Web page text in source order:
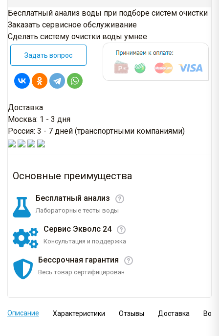
Бесплатный анализ воды при подборе систем очистки
Заказать сервисное обслуживание
Сделать систему очистки воды умнее
Задать вопрос
Доставка
Москва: 1 - 3 дня
Россия: 3 - 7 дней (транспортными компаниями)
Основные преимущества
Бесплатный анализ
Лабораторные тесты воды
Сервис Экволс 24
Консультация и поддержка
Бессрочная гарантия
Весь товар сертифицирован
Описание Характеристики Отзывы Доставка